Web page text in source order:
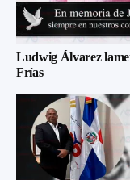
Ludwig Álvarez
Frías